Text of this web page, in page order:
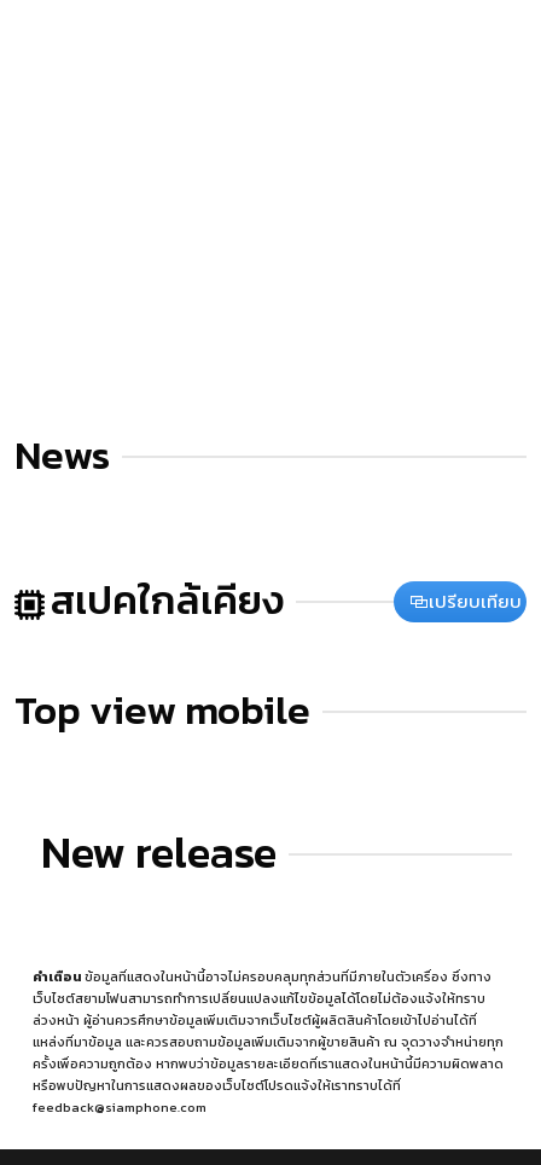
News
สเปคใกล้เคียง เปรียบเทียบ
Top view mobile
New release
คำเตือนข้อมูลที่แสดงในหน้านี้อาจไม่ครอบคลุมทุกส่วนที่มีภายในตัวเครื่อง ซึ่งทาง
เว็บไซต์สยามโฟนสามารถทำการเปลี่ยนแปลงแก้ไขข้อมูลได้โดยไม่ต้องแจ้งให้ทราบ
ล่วงหน้า ผู้อ่านควรศึกษาข้อมูลเพิ่มเติมจากเว็บไซต์ผู้ผลิตสินค้าโดยเข้าไปอ่านได้ที่
แหล่งที่มาข้อมูล และควรสอบถามข้อมูลเพิ่มเติมจากผู้ขายสินค้า ณ จุดวางจำหน่ายทุก
ครั้งเพื่อความถูกต้อง หากพบว่าข้อมูลรายละเอียดที่เราแสดงในหน้านี้มีความผิดพลาด
หรือพบปัญหาในการแสดงผลของเว็บไซต์โปรดแจ้งให้เราทราบได้ที่
feedback@siamphone.com